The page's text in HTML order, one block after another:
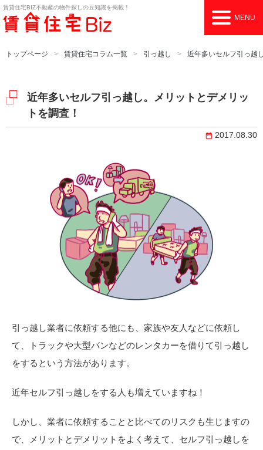
賃貸住宅BIZ不動産の物件探しの豆知識を掲載！
MENU
トップページ 賃貸住宅コラム一覧 引っ越し 近年多いセルフ引っ越
近年多いセルフ引っ越し。メリットとデメリッ
トを調査！
2017.08.30
引っ越し業者に依頼する他にも、家族や友人などに依頼し
て、トラックや大型バンなどのレンタカーを借りて引っ越し
をするという方法があります。
近年セルフ引っ越しをする人も増えていますね！
しかし、業者に依頼することと比べてのリスクも生じますの
で、メリットとデメリットをよく考えて、セルフ引っ越しを